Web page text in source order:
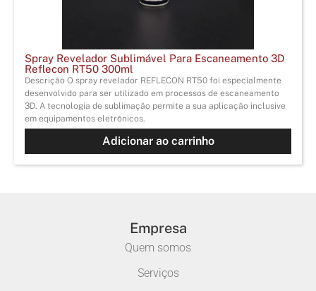
Spray Revelador Sublimável Para Escaneamento 3D
Reflecon RT50 300ml
Descrição O spray revelador REFLECON RT50 foi especialmente
desenvolvido para ser utilizado em processos de escaneamento
3D. A tecnologia de sublimação permite a sua aplicação inclusive
em equipamentos eletrônicos.
Adicionar ao carrinho
Empresa
Quem somos
Serviços